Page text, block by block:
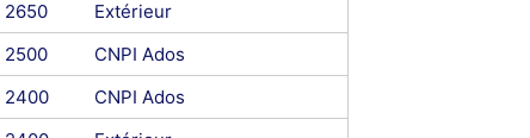
2650
Extérieur
2500
CNPI Ados
2400
CNPI Ados